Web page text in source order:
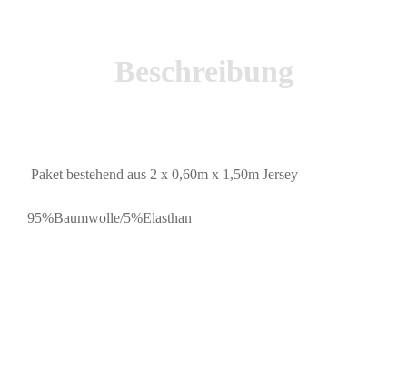
Beschreibung
Paket bestehend aus 2 x 0,60m x 1,50m Jersey
95%Baumwolle/5%Elasthan